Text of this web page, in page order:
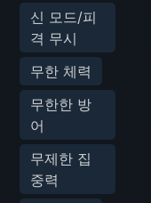
신 모드/피
격 무시
무한 체력
무한한 방
어
무제한 집
중력